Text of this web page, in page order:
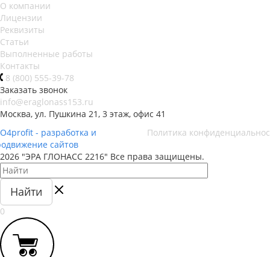
О компании
Лицензии
Реквизиты
Статьи
Выполненные работы
Контакты
8 (800) 555-39-78
Заказать звонок
info@eraglonass153.ru
Москва, ул. Пушкина 21, 3 этаж, офис 41
Политика
- разработка и
сайтов
"ЭРА ГЛОНАСС 2216" Все права защищены.
Найти
0